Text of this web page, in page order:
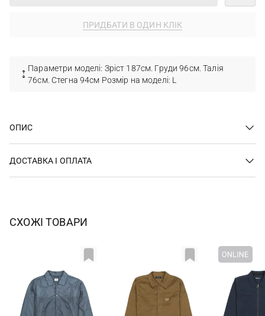
ПРИДБАТИ В ОДИН КЛІК
Параметри моделі: Зріст 187см. Груди 96см. Талія
76см. Стегна 94см Розмір на моделі: L
ОПИС
ДОСТАВКА І ОПЛАТА
СХОЖІ ТОВАРИ